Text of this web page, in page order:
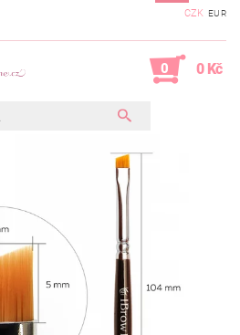
CZK EUR
0 0 Kč